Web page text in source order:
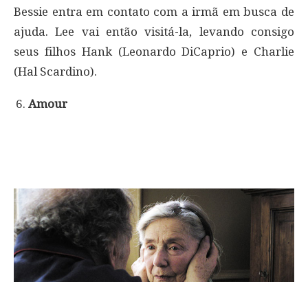
Bessie entra em contato com a irmã em busca de
ajuda. Lee vai então visitá-la, levando consigo
seus filhos Hank (Leonardo DiCaprio) e Charlie
(Hal Scardino).
Amour